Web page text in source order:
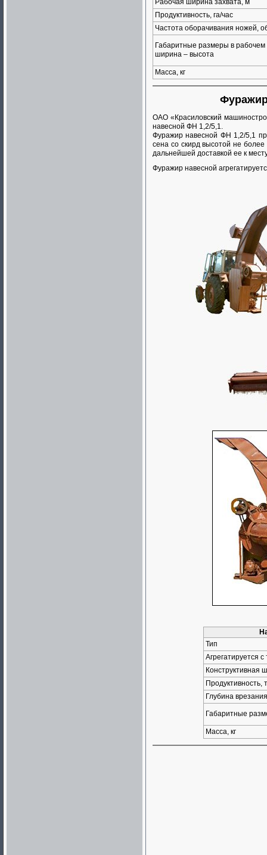
Рабочая ширина захвата, м
Продуктивность, га/час
Частота оборачивания ножей,
Габаритные размеры в
ширина – высота
Масса, кг
ОАО «Красиловский
навесной ФН 1,2/5,1.
Фуражир навесной ФН 1,2/5,1
сена со скирд высотой не
дальнейшей доставкой ее к
Фуражир навесной
Тип
Агрегатируется с
Конструктивная
Продуктивность,
Глубина
Габаритные
Масса, кг